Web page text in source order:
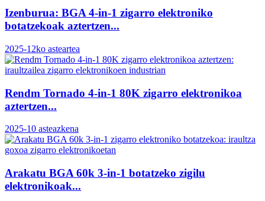
Izenburua: BGA 4-in-1 zigarro elektroniko
botatzekoak aztertzen...
2025-12ko asteartea
Rendm Tornado 4-in-1 80K zigarro elektronikoa
aztertzen...
2025-10 asteazkena
Arakatu BGA 60k 3-in-1 botatzeko zigilu
elektronikoak...